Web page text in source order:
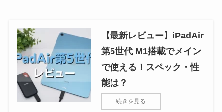
【最新レビュー】iPadAir
第5世代 M1搭載でメイン
で使える！スペック・性
能は？
続きを見る